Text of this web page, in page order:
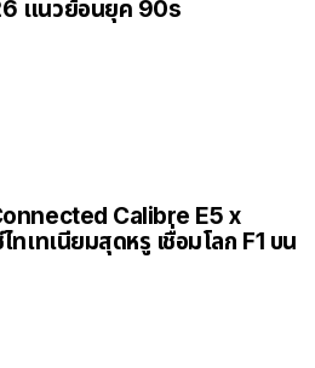
แนวย้อนยุค 90s
Calibre E5 x
ทเทเนียมสุดหรู เชื่อมโลก F1 บน